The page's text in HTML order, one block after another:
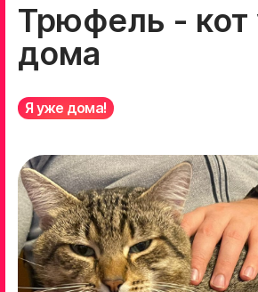
Трюфель -
дома
Я уже дома!